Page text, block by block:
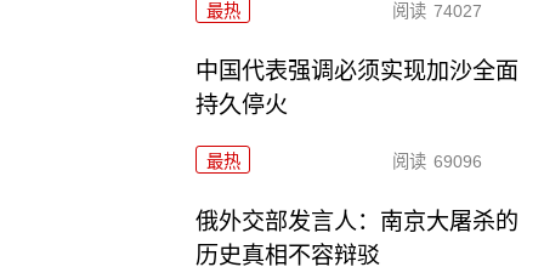
最热 阅读 74027
中国代表强调必须实现加沙全面
持久停火
最热 阅读 69096
俄外交部发言人：南京大屠杀的
历史真相不容辩驳